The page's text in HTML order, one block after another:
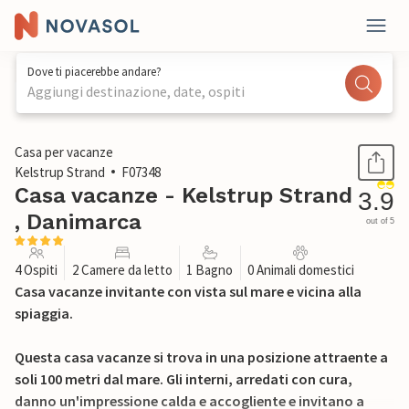
Dove ti piacerebbe andare?
Aggiungi destinazione, date, ospiti
1 / 23
Casa per vacanze
Kelstrup Strand
F07348
Casa vacanze - Kelstrup Strand
, Danimarca
3.9
out of 5
4 Ospiti 2 Camere da letto 1 Bagno 0 Animali domestici
Casa vacanze invitante con vista sul mare e vicina alla
spiaggia.
Questa casa vacanze si trova in una posizione attraente a
soli 100 metri dal mare. Gli interni, arredati con cura,
danno un'impressione calda e accogliente e invitano a